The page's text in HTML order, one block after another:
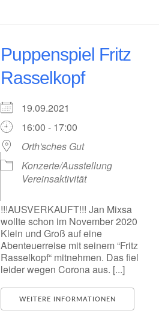
Puppenspiel Fritz
Rasselkopf
19.09.2021
16:00 - 17:00
Orth'sches Gut
Konzerte/Ausstellung
Vereinsaktivität
!!!AUSVERKAUFT!!! Jan Mixsa
wollte schon im November 2020
Klein und Groß auf eine
Abenteuerreise mit seinem “Fritz
Rasselkopf“ mitnehmen. Das fiel
leider wegen Corona aus. [...]
WEITERE INFORMATIONEN